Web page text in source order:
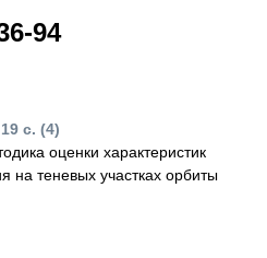
94
19 с. (4)
оценки характеристик
на теневых участках орбиты